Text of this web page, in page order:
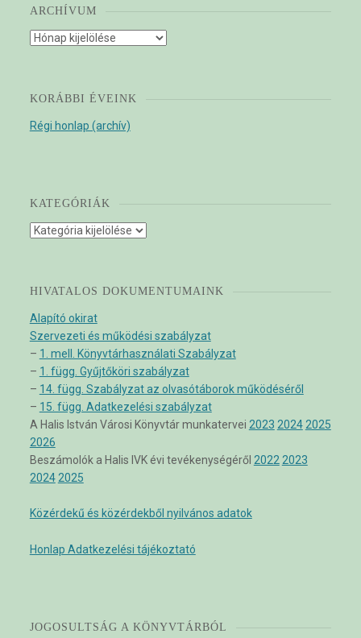
ARCHÍVUM
Archívum
KORÁBBI ÉVEINK
Régi honlap (archív)
KATEGÓRIÁK
Kategóriák
HIVATALOS DOKUMENTUMAINK
Alapító okirat
Szervezeti és működési szabályzat
– 1. mell. Könyvtárhasználati Szabályzat
– 1. függ. Gyűjtőköri szabályzat
– 14. függ. Szabályzat az olvasótáborok működéséről
– 15. függ. Adatkezelési szabályzat
A Halis István Városi Könyvtár munkatervei 2023 2024 2025
2026
Beszámolók a Halis IVK évi tevékenységéről 2022 2023
2024 2025
Közérdekű és közérdekből nyilvános adatok
Honlap Adatkezelési tájékoztató
JOGOSULTSÁG A KÖNYVTÁRBÓL